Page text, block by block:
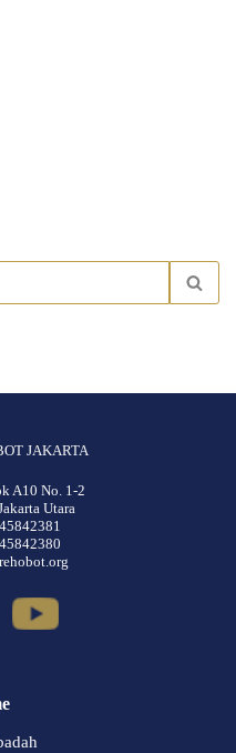
JAKARTA
A10 No. 1-2
Utara